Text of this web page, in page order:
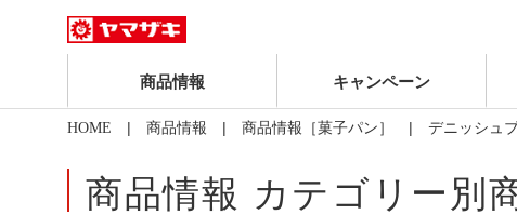
商品情報 キャンペーン
HOME | 商品情報 | 商品情報［菓子パン］ | デニッシュブ
商品情報 カテゴリー別